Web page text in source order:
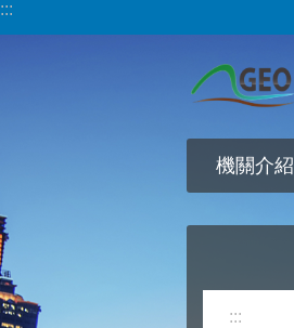
跳到主要內容區塊
:::
機關介紹
:::